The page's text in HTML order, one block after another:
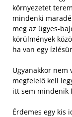
környezetet
mindenki
meg az ügyes-
körülmények
ha van egy
Ugyanakkor
megfelelő kell
itt sem mindenik
Érdemes egy kis